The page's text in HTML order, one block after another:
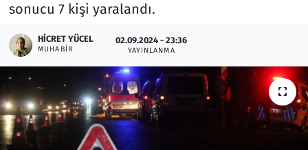
sonucu 7 kişi yaralandı.
HICRET YÜCEL
MUHABIR
02.09.2024 - 23:36
YAYINLANMA
Memur ve Kamu
Otomobil
Oyun
Ramazan